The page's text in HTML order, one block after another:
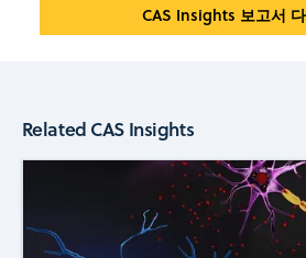
CAS Insights 보고서
Related CAS Insights